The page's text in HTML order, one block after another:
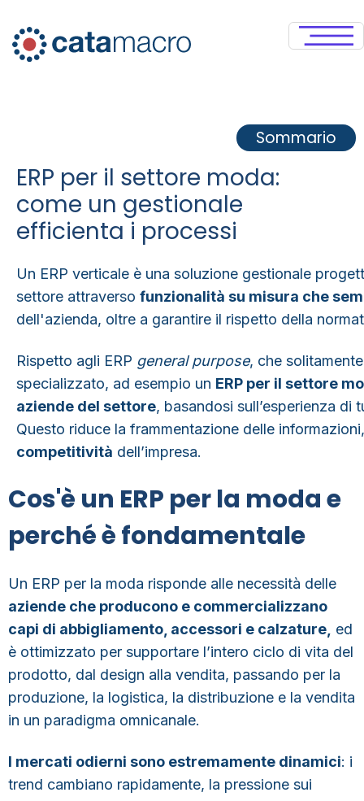
Sommario
ERP per il settore moda:
come un gestionale
efficienta i processi
Un ERP verticale è una soluzione gestionale
settore attraverso funzionalità su misura che
dell'azienda, oltre a garantire il rispetto della
Rispetto agli ERP general purpose, che
specializzato, ad esempio un ERP per il settore
aziende del settore, basandosi sull’esperienza
Questo riduce la frammentazione delle informazioni,
competitività dell’impresa.
Cos'è un ERP per la moda e
perché è fondamentale
Un ERP per la moda risponde alle necessità delle
aziende che producono e commercializzano
capi di abbigliamento, accessori e calzature, ed
è ottimizzato per supportare l’intero ciclo di vita del
prodotto, dal design alla vendita, passando per la
produzione, la logistica, la distribuzione e la vendita
in un paradigma omnicanale.
I mercati odierni sono estremamente dinamici: i
trend cambiano rapidamente, la pressione sui